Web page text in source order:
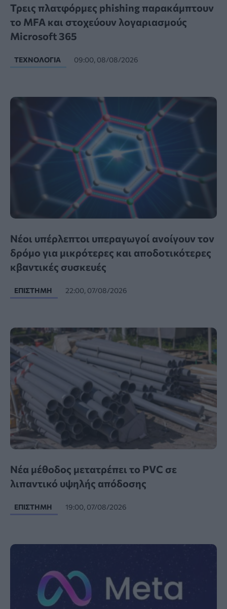
Τρεις πλατφόρμες phishing παρακάμπτουν
το MFA και στοχεύουν λογαριασμούς
Microsoft 365
ΤΕΧΝΟΛΟΓΊΑ 09:00, 08/08/2026
Νέοι υπέρλεπτοι υπεραγωγοί ανοίγουν τον
δρόμο για μικρότερες και αποδοτικότερες
κβαντικές συσκευές
ΕΠΙΣΤΉΜΗ 22:00, 07/08/2026
Νέα μέθοδος μετατρέπει το PVC σε
λιπαντικό υψηλής απόδοσης
ΕΠΙΣΤΉΜΗ 19:00, 07/08/2026